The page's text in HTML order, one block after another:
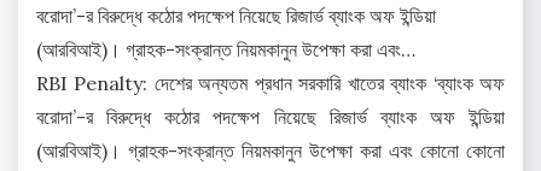
বরোদা’-র বিরুদ্ধে কঠোর পদক্ষেপ নিয়েছে রিজার্ভ ব্যাংক অফ ইন্ডিয়া
(আরবিআই)। গ্রাহক-সংক্রান্ত নিয়মকানুন উপেক্ষা করা এবং…
RBI Penalty: দেশের অন্যতম প্রধান সরকারি খাতের ব্যাংক ‘ব্যাংক অফ
বরোদা’-র বিরুদ্ধে কঠোর পদক্ষেপ নিয়েছে রিজার্ভ ব্যাংক অফ ইন্ডিয়া
(আরবিআই)। গ্রাহক-সংক্রান্ত নিয়মকানুন উপেক্ষা করা এবং কোনো কোনো